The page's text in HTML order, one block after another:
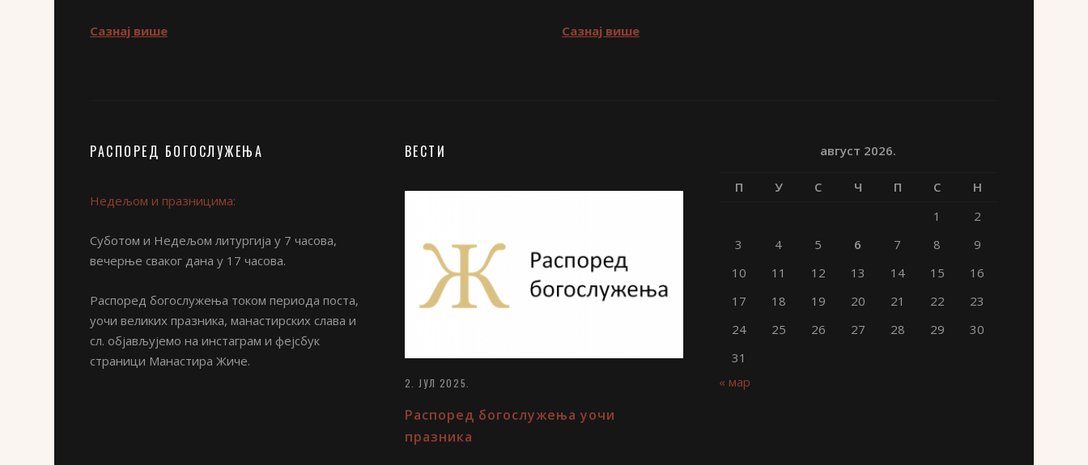
Сазнај више Сазнај више
РАСПОРЕД БОГОСЛУЖЕЊА
Недељом и празницима:
Суботом и Недељом литургија у 7 часова,
вечерње сваког дана у 17 часова.
Распоред богослужења током периода поста,
уочи великих празника, манастирских слава и
сл. објављујемо на инстаграм и фејсбук
страници Манастира Жиче.
ВЕСТИ
2. ЈУЛ 2025.
Распоред богослужења уочи
празника
август 2026.
П У С Ч П С
Н
1
2
3
4 5 6 7 8
9
10
11 12 13 14 15
16
17
18 19 20 21 22
23
24
25 26 27 28 29
30
31
« мар